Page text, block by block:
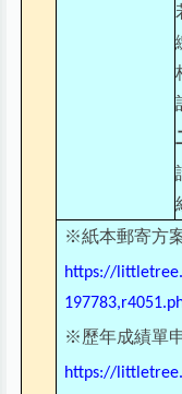
※紙本郵寄方
https://
※歷年成績單
https://